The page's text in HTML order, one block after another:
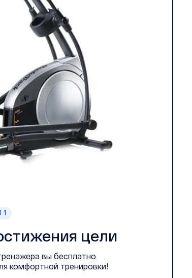
1
цели
вы бесплатно
комфортной тренировки!